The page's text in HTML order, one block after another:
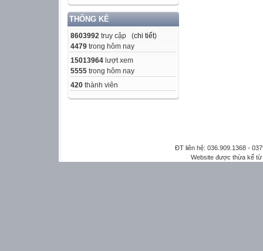
THỐNG KÊ
8603992 truy cập (chi tiết)
4479 trong hôm nay
15013964 lượt xem
5555 trong hôm nay
420 thành viên
ĐT liên hệ: 036.909.1368 -
Website được thừa kế từ